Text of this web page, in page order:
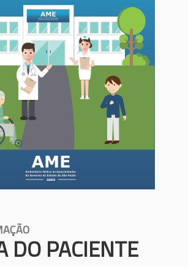
DO PACIENTE